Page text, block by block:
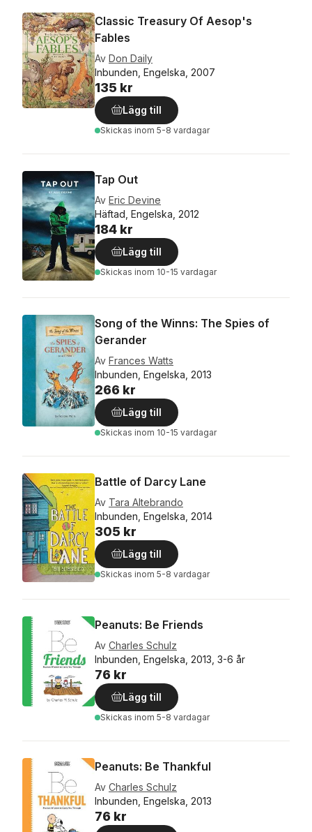
Classic Treasury Of Aesop's
Fables
Av Don Daily
Inbunden, Engelska, 2007
135 kr
Lägg till
Skickas inom 5-8 vardagar
Tap Out
Av Eric Devine
Häftad, Engelska, 2012
184 kr
Lägg till
Skickas inom 10-15 vardagar
Song of the Winns: The Spies of
Gerander
Av Frances Watts
Inbunden, Engelska, 2013
266 kr
Lägg till
Skickas inom 10-15 vardagar
Battle of Darcy Lane
Av Tara Altebrando
Inbunden, Engelska, 2014
305 kr
Lägg till
Skickas inom 5-8 vardagar
Peanuts: Be Friends
Av Charles Schulz
Inbunden, Engelska, 2013, 3-6 år
76 kr
Lägg till
Skickas inom 5-8 vardagar
Peanuts: Be Thankful
Av Charles Schulz
Inbunden, Engelska, 2013
76 kr